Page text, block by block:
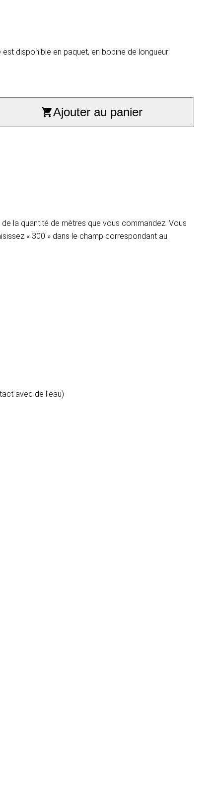
disponible en paquet, en bobine de longueur
Ajouter au panier
la quantité de mètres que vous commandez. Vous
« 300 » dans le champ correspondant au
avec de l'eau)